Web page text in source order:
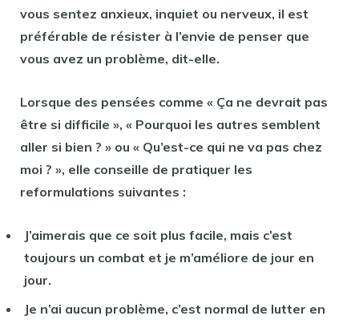
vous sentez anxieux, inquiet ou nerveux, il est
préférable de résister à l’envie de penser que
vous avez un problème, dit-elle.
Lorsque des pensées comme « Ça ne devrait pas
être si difficile », « Pourquoi les autres semblent
aller si bien ? » ou « Qu’est-ce qui ne va pas chez
moi ? », elle conseille de pratiquer les
reformulations suivantes :
J’aimerais que ce soit plus facile, mais c’est
toujours un combat et je m’améliore de jour en
jour.
Je n’ai aucun problème, c’est normal de lutter en